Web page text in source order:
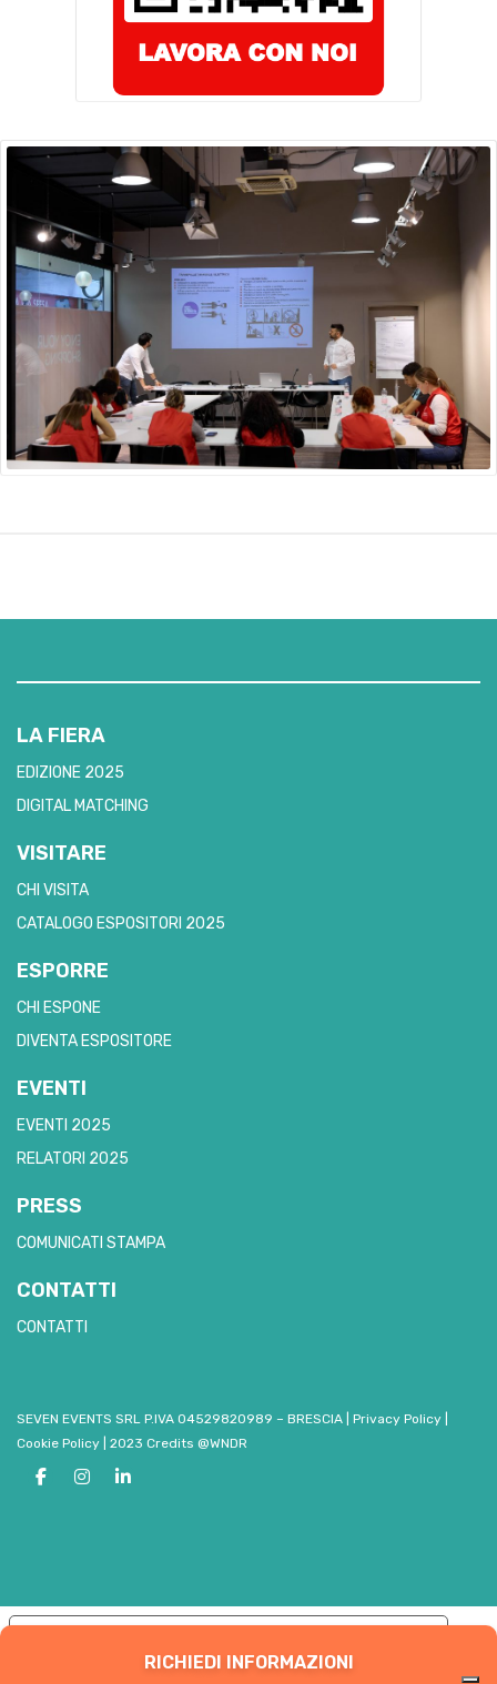
RICHIEDI INFORMAZIONI
LA FIERA
EDIZIONE 2025
DIGITAL MATCHING
VISITARE
CHI VISITA
CATALOGO ESPOSITORI 2025
ESPORRE
CHI ESPONE
DIVENTA ESPOSITORE
EVENTI
EVENTI 2025
RELATORI 2025
PRESS
COMUNICATI STAMPA
CONTATTI
CONTATTI
SEVEN EVENTS SRL P.IVA 04529820989 – BRESCIA Privacy Policy
Cookie Policy
2023 Credits @WNDR
Informativa sulla raccolta